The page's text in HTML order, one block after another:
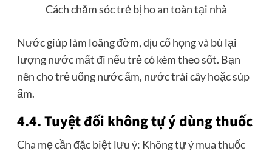
Cách chăm sóc trẻ bị ho an toàn tại nhà
Nước giúp làm loãng đờm, dịu cổ họng và bù lại
lượng nước mất đi nếu trẻ có kèm theo sốt. Bạn
nên cho trẻ uống nước ấm, nước trái cây hoặc súp
ấm.
4.4. Tuyệt đối không tự ý dùng thuốc
Cha mẹ cần đặc biệt lưu ý: Không tự ý mua thuốc